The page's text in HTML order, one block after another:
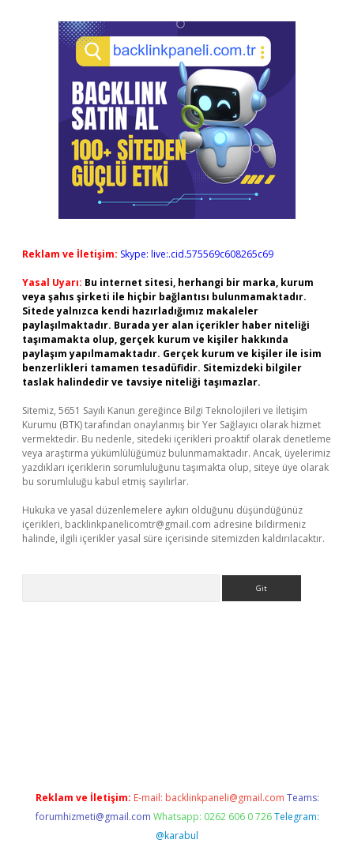
Reklam ve İletişim: Skype: live:.cid.575569c608265c69
Yasal Uyarı: Bu internet sitesi, herhangi bir marka, kurum
veya şahıs şirketi ile hiçbir bağlantısı bulunmamaktadır.
Sitede yalnızca kendi hazırladığımız makaleler
paylaşılmaktadır. Burada yer alan içerikler haber niteliği
taşımamakta olup, gerçek kurum ve kişiler hakkında
paylaşım yapılmamaktadır. Gerçek kurum ve kişiler ile isim
benzerlikleri tamamen tesadüfidir. Sitemizdeki bilgiler
taslak halindedir ve tavsiye niteliği taşımazlar.
Sitemiz, 5651 Sayılı Kanun gereğince Bilgi Teknolojileri ve İletişim
Kurumu (BTK) tarafından onaylanmış bir Yer Sağlayıcı olarak hizmet
vermektedir. Bu nedenle, sitedeki içerikleri proaktif olarak denetleme
veya araştırma yükümlülüğümüz bulunmamaktadır. Ancak, üyelerimiz
yazdıkları içeriklerin sorumluluğunu taşımakta olup, siteye üye olarak
bu sorumluluğu kabul etmiş sayılırlar.
Hukuka ve yasal düzenlemelere aykırı olduğunu düşündüğünüz
içerikleri, backlinkpanelicomtr@gmail.com adresine bildirmeniz
halinde, ilgili içerikler yasal süre içerisinde sitemizden kaldırılacaktır.
Reklam ve İletişim: E-mail: backlinkpaneli@gmail.com Teams:
forumhizmeti@gmail.com Whatsapp: 0262 606 0 726 Telegram:
@karabul